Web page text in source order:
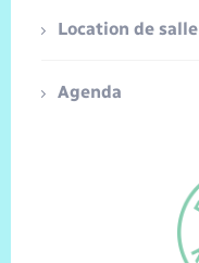
Location de salle
Agenda